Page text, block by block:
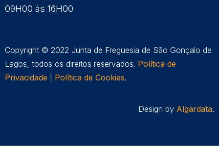
09H00 às 16H00
Copyright © 2022 Junta de Freguesia de São Gonçalo de
Lagos, todos os direitos reservados. Política de
Privacidade
Política de Cookies.
Design by Algardata.